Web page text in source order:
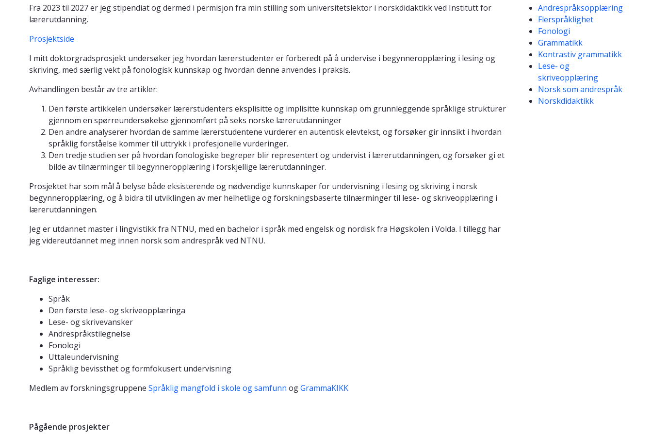
Fra 2023 til 2027 er jeg stipendiat og dermed i permisjon fra min stilling som universitetslektor i norskdidaktikk ved Institutt for
lærerutdanning.
Prosjektside
I mitt doktorgradsprosjekt undersøker jeg hvordan lærerstudenter er forberedt på å undervise i begynneropplæring i lesing og
skriving, med særlig vekt på fonologisk kunnskap og hvordan denne anvendes i praksis.
Avhandlingen består av tre artikler:
Den første artikkelen undersøker lærerstudenters eksplisitte og implisitte kunnskap om grunnleggende språklige strukturer
gjennom en spørreundersøkelse gjennomført på seks norske lærerutdanninger
Den andre analyserer hvordan de samme lærerstudentene vurderer en autentisk elevtekst, og forsøker gir innsikt i hvordan
språklig forståelse kommer til uttrykk i profesjonelle vurderinger.
Den tredje studien ser på hvordan fonologiske begreper blir representert og undervist i lærerutdanningen, og forsøker gi et
bilde av tilnærminger til begynneropplæring i forskjellige lærerutdanninger.
Prosjektet har som mål å belyse både eksisterende og nødvendige kunnskaper for undervisning i lesing og skriving i norsk
begynneropplæring, og å bidra til utviklingen av mer helhetlige og forskningsbaserte tilnærminger til lese- og skriveopplæring i
lærerutdanningen.
Jeg er utdannet master i lingvistikk fra NTNU, med en bachelor i språk med engelsk og nordisk fra Høgskolen i Volda. I tillegg har
jeg videreutdannet meg innen norsk som andrespråk ved NTNU.
Faglige interesser:
Språk
Den første lese- og skriveopplæringa
Lese- og skrivevansker
Andrespråkstilegnelse
Fonologi
Uttaleundervisning
Språklig bevissthet og formfokusert undervisning
Medlem av forskningsgruppene Språklig mangfold i skole og samfunn ogGrammaKIKK
Pågående prosjekter
Kompetanseord
Andrespråksopplæring
Flerspråklighet
Fonologi
Grammatikk
Kontrastiv grammatikk
Lese- og
skriveopplæring
Norsk som andrespråk
Norskdidaktikk